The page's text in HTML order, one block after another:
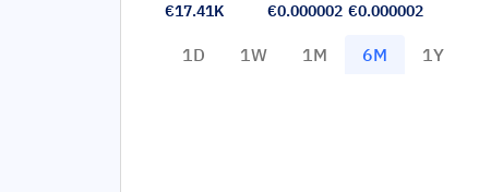
€17.41K €0.000002 €0.000002
1D 1W 1M 6M 1Y